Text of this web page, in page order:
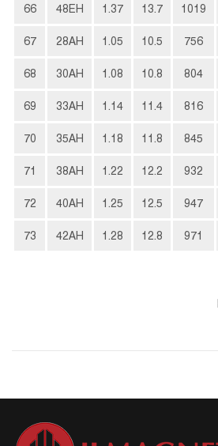
66 48EH 1.37 13.7 1019
67 28AH 1.05 10.5 756
68 30AH 1.08 10.8 804
69 33AH 1.14 11.4 816
70 35AH 1.18 11.8 845
71 38AH 1.22 12.2 932
72 40AH 1.25 12.5 947
73 42AH 1.28 12.8 971